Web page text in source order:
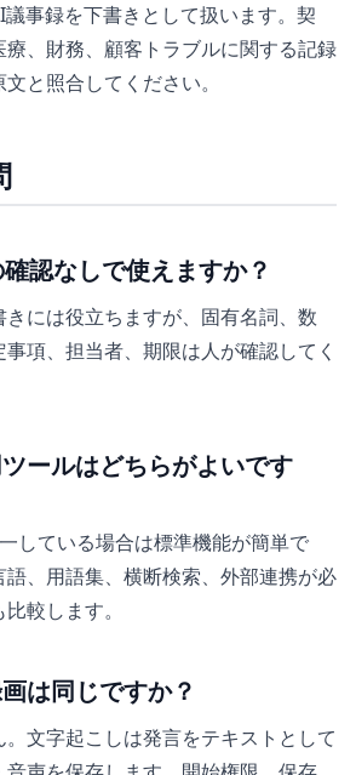
事録を下書きとして扱います。契
、財務、顧客トラブルに関する記録
と照合してください。
認なしで使えますか？
には役立ちますが、固有名詞、数
項、担当者、期限は人が確認してく
ールはどちらがよいです
している場合は標準機能が簡単で
、用語集、横断検索、外部連携が必
較します。
は同じですか？
文字起こしは発言をテキストとして